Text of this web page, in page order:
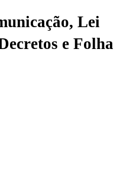
Lei
e Folha